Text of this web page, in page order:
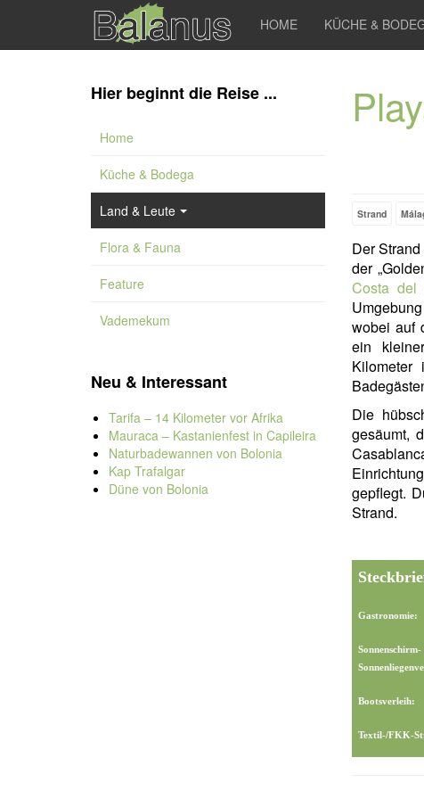
HOME KÜCHE &
Strand
Der
der
Costa del
wobei auf
ein
Die
gesäumt,
gepflegt.
Strand.
Gastronomie:
Sonnenschirm-
Bootsverleih:
Textil-/FKK-
Hier beginnt die Reise ...
Home
Küche & Bodega
Land & Leute
Flora & Fauna
Feature
Vademekum
Neu & Interessant
Tarifa – 14 Kilometer vor Afrika
Mauraca – Kastanienfest in Capileira
Naturbadewannen von Bolonia
Kap Trafalgar
Düne von Bolonia